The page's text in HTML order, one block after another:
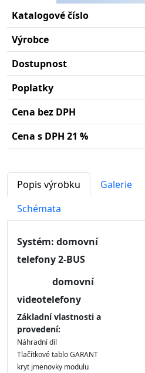
Katalogové číslo
Výrobce
Dostupnost
Poplatky
Cena bez DPH
Cena s DPH 21 %
Popis výrobku Galerie
Schémata
Systém: domovní
telefony 2-BUS
domovní
videotelefony
Základní vlastnosti a
provedení:
Náhradní díl
Tlačítkové tablo GARANT
kryt jmenovky modulu